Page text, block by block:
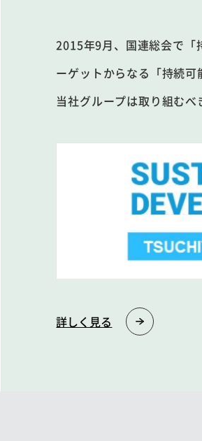
2015年9月、国連総会で「
ーゲットからなる「持続可
当社グループは取り組むべ
詳しく見る